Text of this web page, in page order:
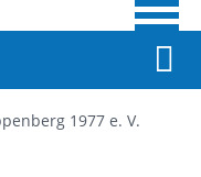
1977 e. V.